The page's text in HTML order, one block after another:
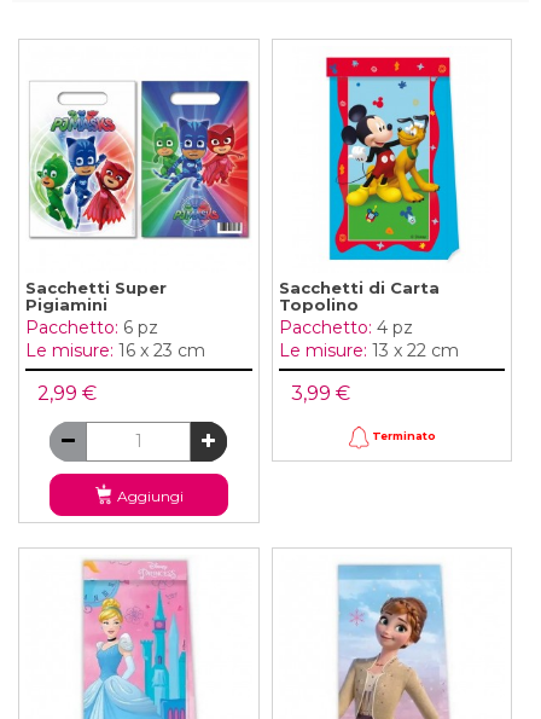
Sacchetti Super
Pigiamini
Pacchetto: 6 pz
Le misure: 16 x 23 cm
2,99 €
Aggiungi
Sacchetti di Carta
Topolino
Pacchetto: 4 pz
Le misure: 13 x 22 cm
3,99 €
Terminato